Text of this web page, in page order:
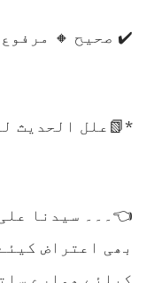
✔️ صحیح 🔸 مرفوع
*📗علل الحدیث
👈۔۔۔ سیدنا
بھی اعتراض